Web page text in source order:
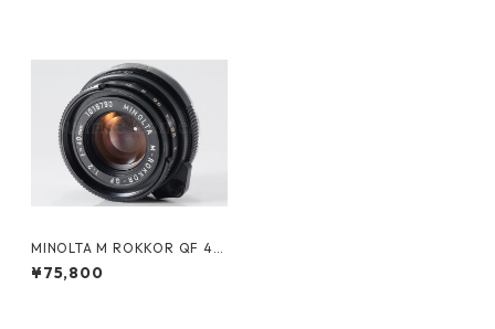
MINOLTA M ROKKOR QF 40
mm F2 整備済 ミノルタ (609
78)
¥75,800